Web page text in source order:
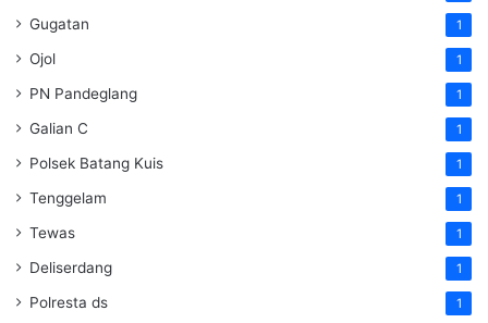
Gugatan 1
Ojol 1
PN Pandeglang 1
Galian C 1
Polsek Batang Kuis 1
Tenggelam 1
Tewas 1
Deliserdang 1
Polresta ds 1